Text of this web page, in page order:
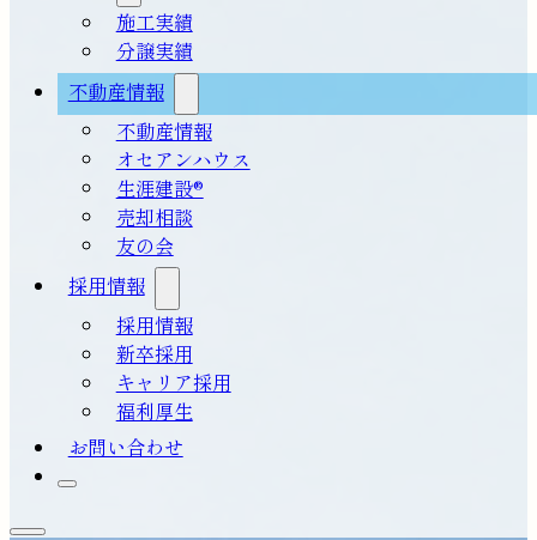
施工実績
分譲実績
不動産情報
不動産情報
オセアンハウス
生涯建設®
売却相談
友の会
採用情報
採用情報
新卒採用
キャリア採用
福利厚生
お問い合わせ